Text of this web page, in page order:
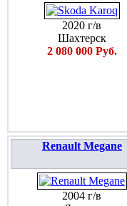
2020 г/в
Шахтерск
2 080 000 Руб.
Renault Megane
2004 г/в